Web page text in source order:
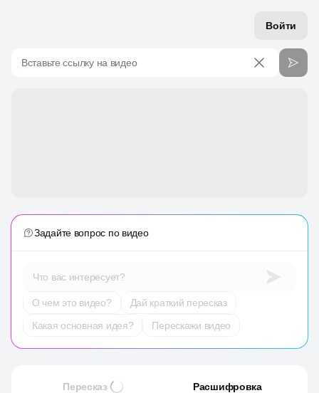
Войти
Вставьте ссылку на видео
Задайте вопрос по видео
Что вас интересует?
О чем это видео?
Дай краткий пересказ
Какая основная идея?
Перескажи видео
Пересказ Расшифровка